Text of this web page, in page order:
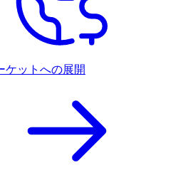
ケットへの展開